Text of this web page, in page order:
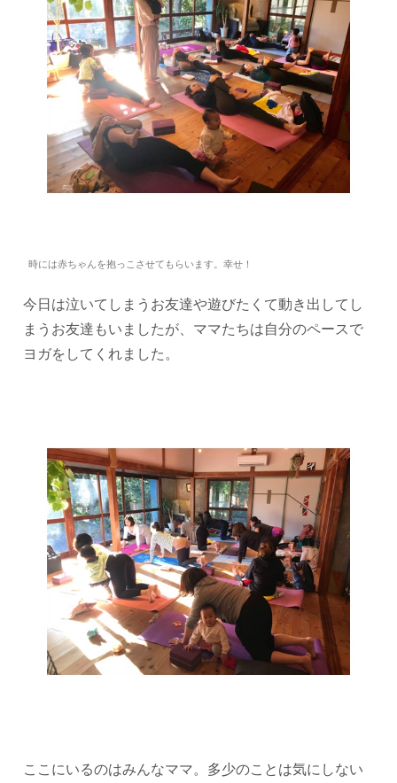
時には赤ちゃんを抱っこさせてもらいます。幸せ！
今日は泣いてしまうお友達や遊びたくて動き出してし
まうお友達もいましたが、ママたちは自分のペースで
ヨガをしてくれました。
ここにいるのはみんなママ。多少のことは気にしない